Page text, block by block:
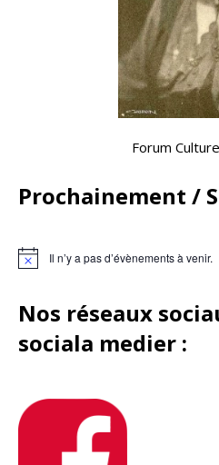
Forum
Prochainement /
Il n’y a pas d’évènements à venir.
Nos réseaux
sociala medier :